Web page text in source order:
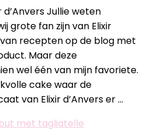
met
Elixir
d’Anvers
advocaat
Jullie weten
grote fan zijn van Elixir
van recepten op de blog met
Maar deze
wel één van mijn favoriete.
cake waar de
van Elixir d’Anvers er …